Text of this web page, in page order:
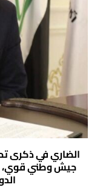
الضاري في ذكرى
جيش وطني قوي،